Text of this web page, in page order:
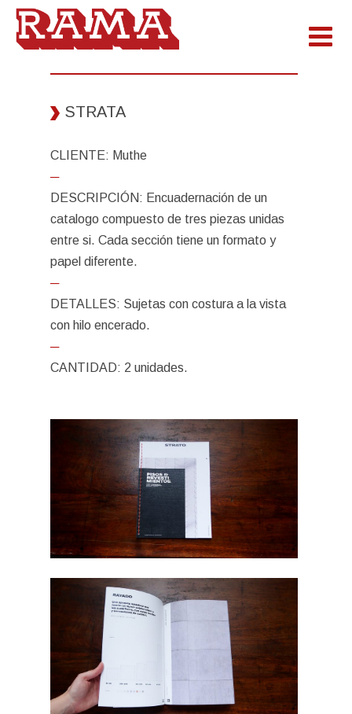
STRATA
CLIENTE: Muthe
─
DESCRIPCIÓN: Encuadernación de un
catalogo compuesto de tres piezas unidas
entre si. Cada sección tiene un formato y
papel diferente.
─
DETALLES: Sujetas con costura a la vista
con hilo encerado.
─
CANTIDAD: 2 unidades.